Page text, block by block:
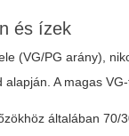
és ízek
(VG/PG arány),
alapján. A magas
általában 70/